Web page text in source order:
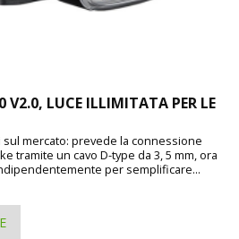
V2.0, LUCE ILLIMITATA PER LE
mercato: prevede la connessione
tramite un cavo D-type da 3, 5 mm, ora
per semplificare...